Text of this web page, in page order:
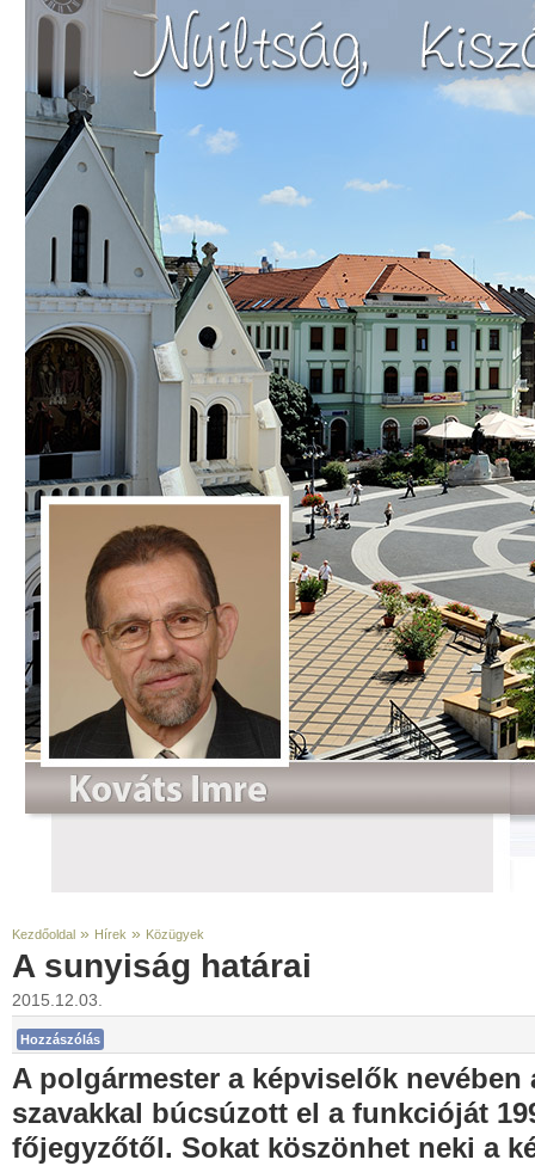
Kezdőoldal » Hírek » Közügyek
A sunyiság határai
2015.12.03.
Hozzászólás
A polgármester a képviselők
szavakkal búcsúzott el a funkcióját
főjegyzőtől. Sokat köszönhet neki a